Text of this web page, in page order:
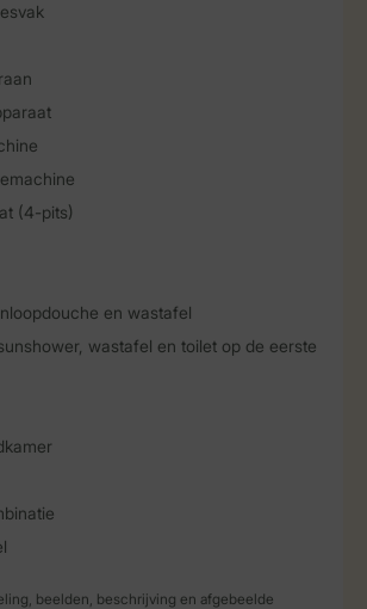
(4-pits)
en wastafel
wastafel en toilet op de eerste
beelden, beschrijving en afgebeelde